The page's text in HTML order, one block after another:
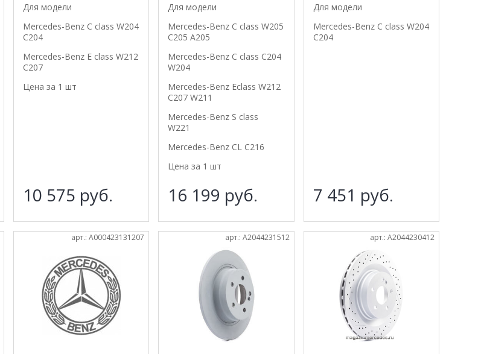
Для модели
Mercedes-Benz C class W204
C204
Mercedes-Benz E class W212
C207
Цена за 1 шт
10 575 руб.
Для модели
Mercedes-Benz C class W205
C205 A205
Mercedes-Benz C class C204
W204
Mercedes-Benz Eclass W212
C207 W211
Mercedes-Benz S class
W221
Mercedes-Benz CL C216
Цена за 1 шт
16 199 руб.
Для модели
Mercedes-Benz C class W204
C204
7 451 руб.
арт.: A000423131207 арт.: A2044231512 арт.: A2044230412